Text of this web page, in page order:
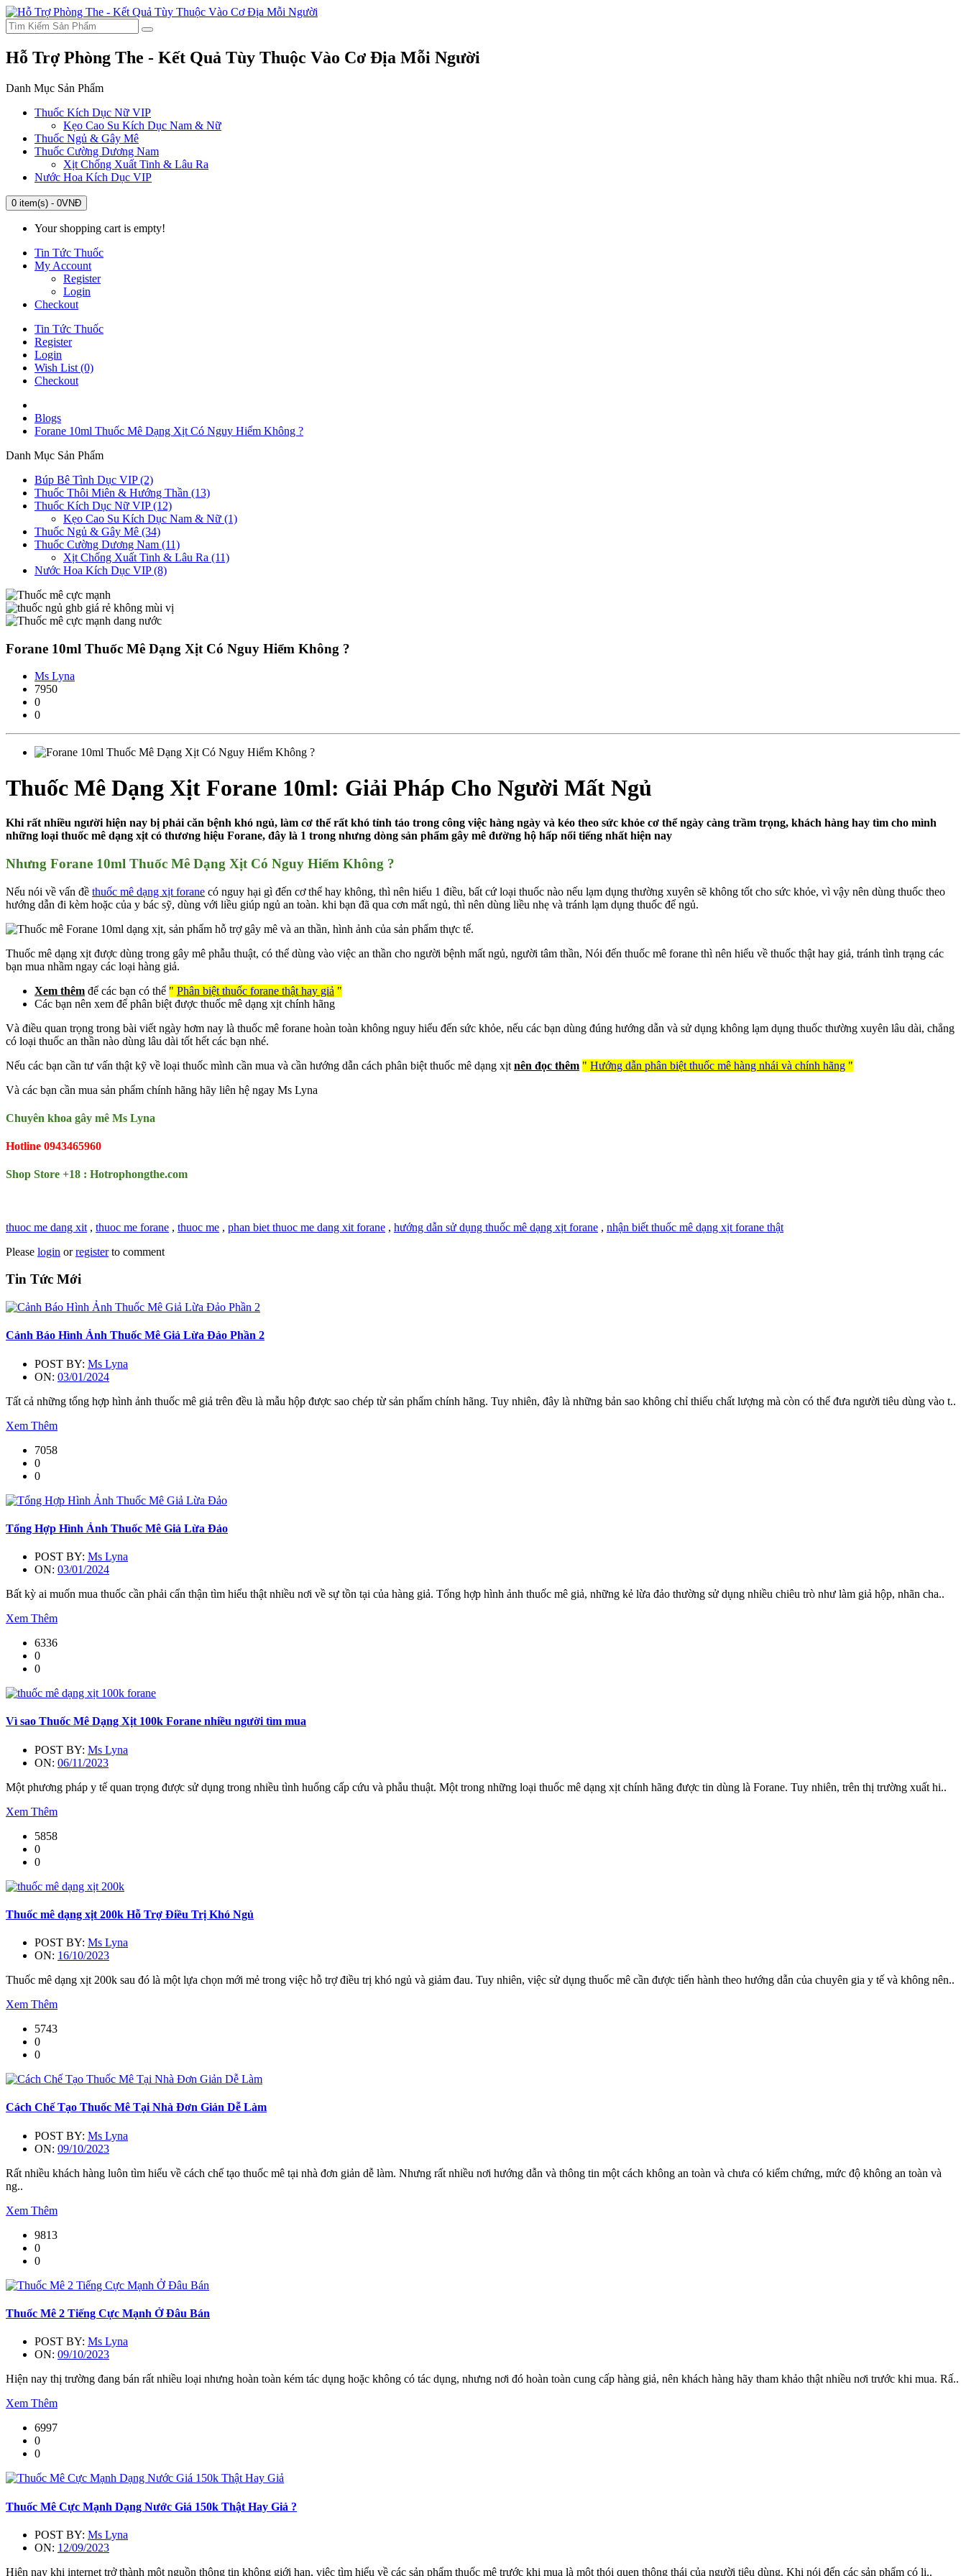
Hỗ Trợ Phòng The - Kết Quả Tùy Thuộc Vào Cơ Địa Mỗi Người
Danh Mục Sản Phẩm
Thuốc Kích Dục Nữ VIP
Kẹo Cao Su Kích Dục Nam & Nữ
Thuốc Ngủ & Gây Mê
Thuốc Cường Dương Nam
Xịt Chống Xuất Tinh & Lâu Ra
Nước Hoa Kích Dục VIP
0 item(s) - 0VNĐ
Your shopping cart is empty!
Tin Tức Thuốc
My Account
Register
Login
Checkout
Tin Tức Thuốc
Register
Login
Wish List (0)
Checkout
Blogs
Forane 10ml Thuốc Mê Dạng Xịt Có Nguy Hiểm Không ?
Danh Mục Sản Phẩm
Búp Bê Tình Dục VIP (2)
Thuốc Thôi Miên & Hướng Thần (13)
Thuốc Kích Dục Nữ VIP (12)
Kẹo Cao Su Kích Dục Nam & Nữ (1)
Thuốc Ngủ & Gây Mê (34)
Thuốc Cường Dương Nam (11)
Xịt Chống Xuất Tinh & Lâu Ra (11)
Nước Hoa Kích Dục VIP (8)
Forane 10ml Thuốc Mê Dạng Xịt Có Nguy Hiểm Không ?
Ms Lyna
7950
0
0
Thuốc Mê Dạng Xịt Forane 10ml: Giải Pháp Cho Người Mất Ngủ
Khi rất nhiều người hiện nay bị phải căn bệnh khó ngủ, làm cơ thể rất khó tỉnh táo trong công việc hàng ngày và kéo theo sức khỏe cơ thể ngày càng trầm trọng, khách hàng hay tìm cho mình
những loại thuốc mê dạng xịt có thương hiệu Forane, đây là 1 trong nhưng dòng sản phẩm gây mê đường hộ hấp nổi tiếng nhất hiện nay
Nhưng Forane 10ml Thuốc Mê Dạng Xịt Có Nguy Hiểm Không ?
Nếu nói về vấn đề thuốc mê dạng xịt forane có nguy hại gì đến cơ thể hay không, thì nên hiểu 1 điều, bất cứ loại thuốc nào nếu lạm dụng thường xuyên sẽ không tốt cho sức khỏe, vì vậy nên dùng thuốc theo
hướng dẫn đi kèm hoặc của y bác sỹ, dùng với liều giúp ngủ an toàn. khi bạn đã qua cơn mất ngủ, thì nên dùng liều nhẹ và tránh lạm dụng thuốc để ngủ.
Thuốc mê dạng xịt được dùng trong gây mê phẫu thuật, có thể dùng vào việc an thần cho người bệnh mất ngủ, người tâm thần, Nói đến thuốc mê forane thì nên hiểu về thuốc thật hay giả, tránh tình trạng các
bạn mua nhầm ngay các loại hàng giả.
Xem thêm để các bạn có thể " Phân biệt thuốc forane thật hay giả "
Các bạn nên xem để phân biệt được thuốc mê dạng xịt chính hãng
Và điều quan trọng trong bài viết ngày hơm nay là thuốc mê forane hoàn toàn không nguy hiểu đến sức khỏe, nếu các bạn dùng đúng hướng dẫn và sử dụng không lạm dụng thuốc thường xuyên lâu dài, chẳng
có loại thuốc an thần nào dùng lâu dài tốt hết các bạn nhé.
Nếu các bạn cần tư vấn thật kỹ về loại thuốc mình cần mua và cần hướng dẫn cách phân biệt thuốc mê dạng xịt nên đọc thêm " Hướng dẫn phân biệt thuốc mê hàng nhái và chính hãng "
Và các bạn cần mua sản phẩm chính hãng hãy liên hệ ngay Ms Lyna
Chuyên khoa gây mê Ms Lyna
Hotline 0943465960
Shop Store +18 : Hotrophongthe.com
thuoc me dang xit , thuoc me forane , thuoc me , phan biet thuoc me dang xit forane , hướng dẫn sử dụng thuốc mê dạng xịt forane , nhận biết thuốc mê dạng xịt forane thật
Please login orregisterto comment
Tin Tức Mới
Cảnh Báo Hình Ảnh Thuốc Mê Giả Lừa Đảo Phần 2
POST BY: Ms Lyna
ON: 03/01/2024
Tất cả những tổng hợp hình ảnh thuốc mê giả trên đều là mẫu hộp được sao chép từ sản phẩm chính hãng. Tuy nhiên, đây là những bản sao không chỉ thiếu chất lượng mà còn có thể đưa người tiêu dùng vào t..
Xem Thêm
7058
0
0
Tổng Hợp Hình Ảnh Thuốc Mê Giả Lừa Đảo
POST BY: Ms Lyna
ON: 03/01/2024
Bất kỳ ai muốn mua thuốc cần phải cẩn thận tìm hiểu thật nhiều nơi về sự tồn tại của hàng giả. Tổng hợp hình ảnh thuốc mê giả, những kẻ lừa đảo thường sử dụng nhiều chiêu trò như làm giả hộp, nhãn cha..
Xem Thêm
6336
0
0
Vì sao Thuốc Mê Dạng Xịt 100k Forane nhiều người tìm mua
POST BY: Ms Lyna
ON: 06/11/2023
Một phương pháp y tế quan trọng được sử dụng trong nhiều tình huống cấp cứu và phẫu thuật. Một trong những loại thuốc mê dạng xịt chính hãng được tin dùng là Forane. Tuy nhiên, trên thị trường xuất hi..
Xem Thêm
5858
0
0
Thuốc mê dạng xịt 200k Hỗ Trợ Điều Trị Khó Ngủ
POST BY: Ms Lyna
ON: 16/10/2023
Thuốc mê dạng xịt 200k sau đó là một lựa chọn mới mẻ trong việc hỗ trợ điều trị khó ngủ và giảm đau. Tuy nhiên, việc sử dụng thuốc mê cần được tiến hành theo hướng dẫn của chuyên gia y tế và không nên..
Xem Thêm
5743
0
0
Cách Chế Tạo Thuốc Mê Tại Nhà Đơn Giản Dễ Làm
POST BY: Ms Lyna
ON: 09/10/2023
Rất nhiều khách hàng luôn tìm hiểu về cách chế tạo thuốc mê tại nhà đơn giản dễ làm. Nhưng rất nhiều nơi hướng dẫn và thông tin một cách không an toàn và chưa có kiểm chứng, mức độ không an toàn và
ng..
Xem Thêm
9813
0
0
Thuốc Mê 2 Tiếng Cực Mạnh Ở Đâu Bán
POST BY: Ms Lyna
ON: 09/10/2023
Hiện nay thị trường đang bán rất nhiều loại nhưng hoàn toàn kém tác dụng hoặc không có tác dụng, nhưng nơi đó hoàn toàn cung cấp hàng giả, nên khách hàng hãy tham khảo thật nhiều nơi trước khi mua. Rấ..
Xem Thêm
6997
0
0
Thuốc Mê Cực Mạnh Dạng Nước Giá 150k Thật Hay Giả ?
POST BY: Ms Lyna
ON: 12/09/2023
Hiện nay khi internet trở thành một nguồn thông tin không giới hạn, việc tìm hiểu về các sản phẩm thuốc mê trước khi mua là một thói quen thông thái của người tiêu dùng. Khi nói đến các sản phẩm có li..